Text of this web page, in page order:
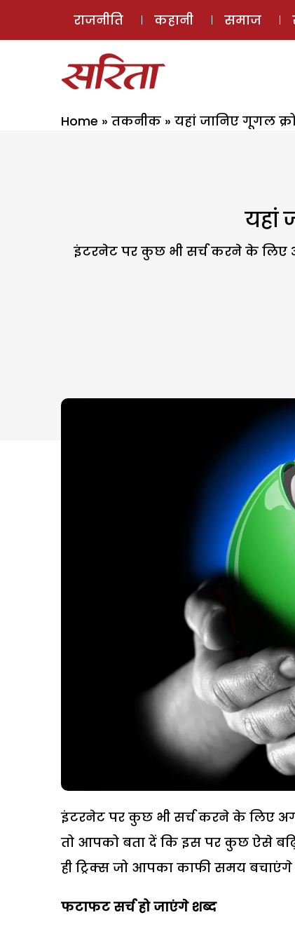
राजनीति कहानी समाज
Home » तकनीक » यहां जानिए गूगल
यहां
इंटरनेट पर कुछ भी सर्च करने के लिए
इंटरनेट पर कुछ भी सर्च करने के लिए
तो आपको बता दें कि इस पर कुछ ऐसे
ही ट्रिक्स जो आपका काफी समय
फटाफट सर्च हो जाएंगे शब्द